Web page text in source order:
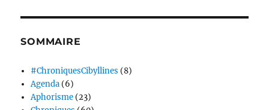
SOMMAIRE
#ChroniquesCibyllines (8)
Agenda(6)
Aphorisme(23)